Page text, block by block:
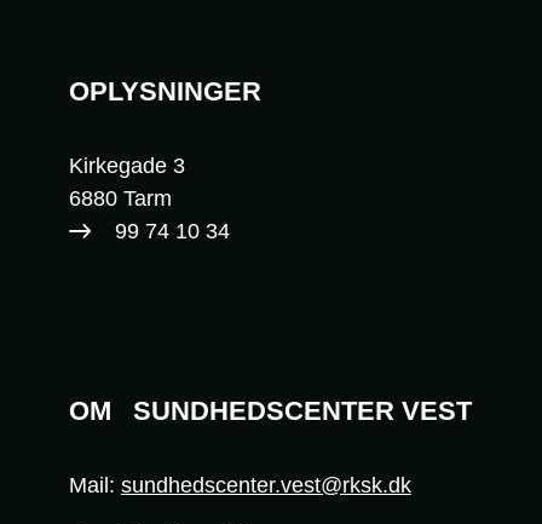
OPLYSNINGER
Kirkegade 3
6880 Tarm
99 74 10 34​
OM SUNDHEDSCENTER VEST
Mail: sundhedscenter.vest@rksk.dk